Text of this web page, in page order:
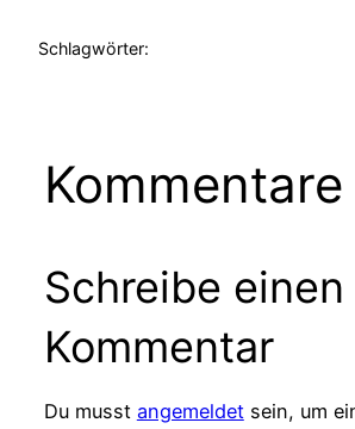
Schlagwörter:
Kommentare
Schreibe einen
Kommentar
Du musst angemeldetsein, um